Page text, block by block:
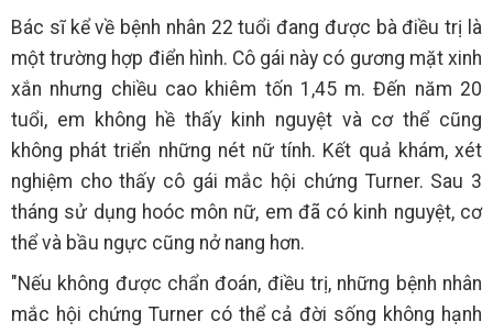
Bác sĩ kể về bệnh nhân 22 tuổi đang được bà điều trị là
một trường hợp điển hình. Cô gái này có gương mặt xinh
xắn nhưng chiều cao khiêm tốn 1,45 m. Đến năm 20
tuổi, em không hề thấy kinh nguyệt và cơ thể cũng
không phát triển những nét nữ tính. Kết quả khám, xét
nghiệm cho thấy cô gái mắc hội chứng Turner. Sau 3
tháng sử dụng hoóc môn nữ, em đã có kinh nguyệt, cơ
thể và bầu ngực cũng nở nang hơn.
"Nếu không được chẩn đoán, điều trị, những bệnh nhân
mắc hội chứng Turner có thể cả đời sống không hạnh